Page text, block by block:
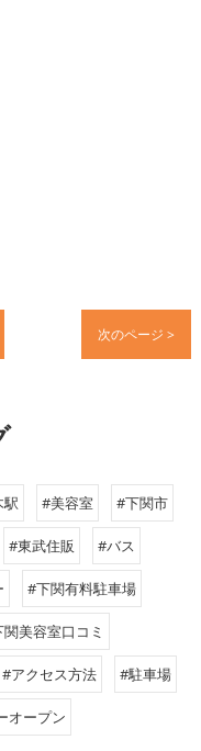
次のページ >
駅 #美容室 #下関市
#東武住販 #バス
#下関有料駐車場
美容室口コミ
#アクセス方法 #駐車場
オープン